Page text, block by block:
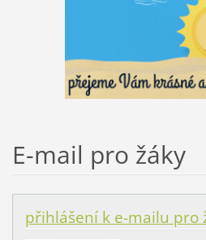
E-mail pro žáky
přihlášení k e-mailu pro